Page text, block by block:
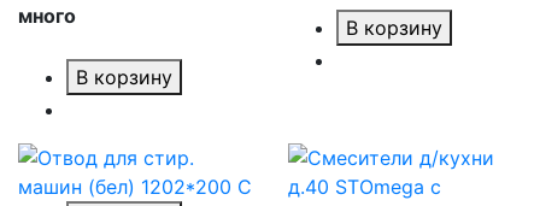
много
В корзину
В корзину